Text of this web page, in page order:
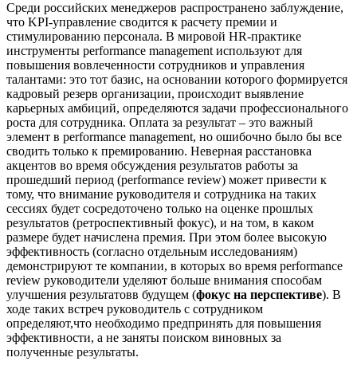
Среди российских менеджеров распространено заблуждение,
что KPI-управление сводится к расчету премии и
стимулированию персонала. В мировой HR-практике
инструменты performance management используют для
повышения вовлеченности сотрудников и управления
талантами: это тот базис, на основании которого формируется
кадровый резерв организации, происходит выявление
карьерных амбиций, определяются задачи профессионального
роста для сотрудника. Оплата за результат – это важный
элемент в performance management, но ошибочно было бы все
сводить только к премированию. Неверная расстановка
акцентов во время обсуждения результатов работы за
прошедший период (performance review) может привести к
тому, что внимание руководителя и сотрудника на таких
сессиях будет сосредоточено только на оценке прошлых
результатов (ретроспективный фокус), и на том, в каком
размере будет начислена премия. При этом более высокую
эффективность (согласно отдельным исследованиям)
демонстрируют те компании, в которых во время performance
review руководители уделяют больше внимания способам
улучшения результатовв будущем (фокус на перспективе). В
ходе таких встреч руководитель с сотрудником
определяют,что необходимо предпринять для повышения
эффективности, а не заняты поиском виновных за
полученные результаты.